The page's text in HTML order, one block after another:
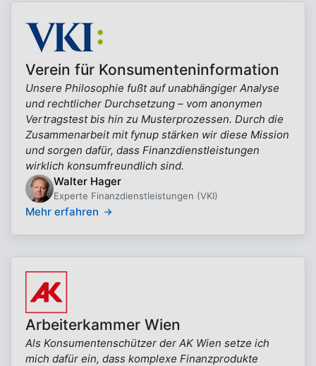
Verein für Konsumenteninformation
Unsere Philosophie fußt auf unabhängiger Analyse
und rechtlicher Durchsetzung – vom anonymen
Vertragstest bis hin zu Musterprozessen. Durch die
Zusammenarbeit mit fynup stärken wir diese Mission
und sorgen dafür, dass Finanzdienstleistungen
wirklich konsumfreundlich sind.
Walter Hager
Experte Finanzdienstleistungen (VKI)
Mehr erfahren
Arbeiterkammer Wien
Als Konsumentenschützer der AK Wien setze ich
mich dafür ein, dass komplexe Finanzprodukte